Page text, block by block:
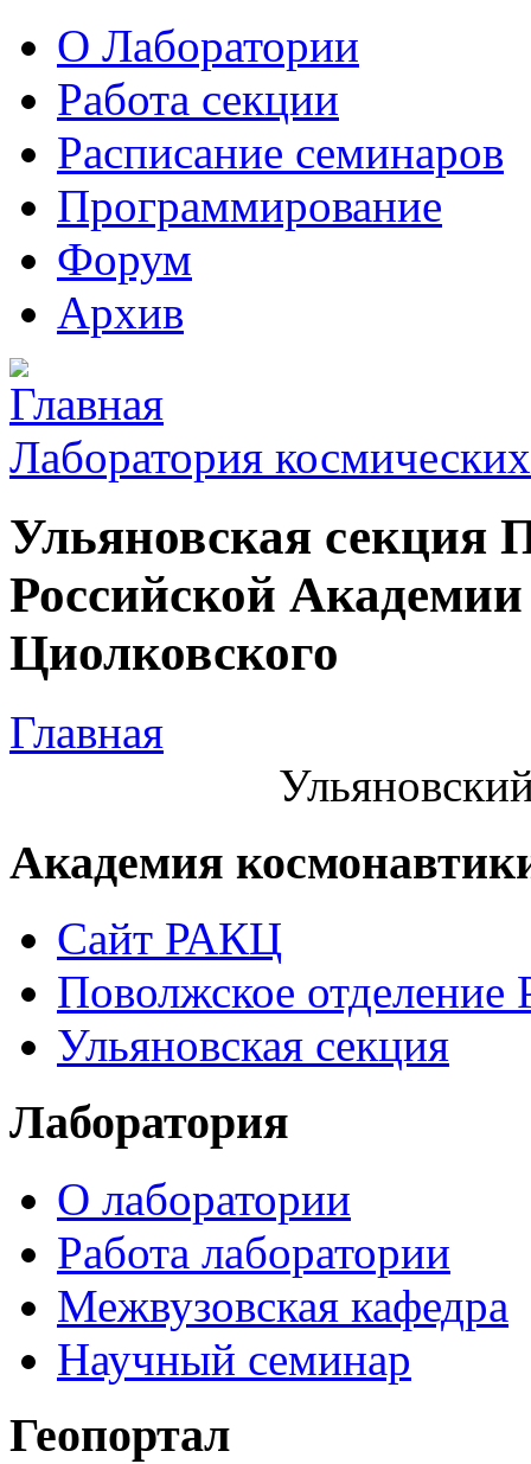
О Лаборатории
Работа секции
Расписание семинаров
Программирование
Форум
Архив
Лаборатория
Ульяновская секция
Российской
Циолковского
Главная
Академия
Сайт РАКЦ
Поволжское
Ульяновская секция
Лаборатория
О лаборатории
Работа лаборатории
Межвузовская кафедра
Научный семинар
Геопортал